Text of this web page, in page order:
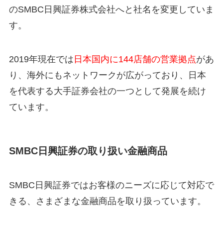
のSMBC日興証券株式会社へと社名を変更していま
す。
2019年現在では 日本国内に144店舗の営業拠点があ
り、海外にもネットワークが広がっており、日本
を代表する大手証券会社の一つとして発展を続け
ています。
SMBC日興証券の取り扱い金融商品
SMBC日興証券ではお客様のニーズに応じて対応で
きる、さまざまな金融商品を取り扱っています。